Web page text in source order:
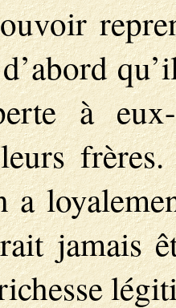
à
a
jamais